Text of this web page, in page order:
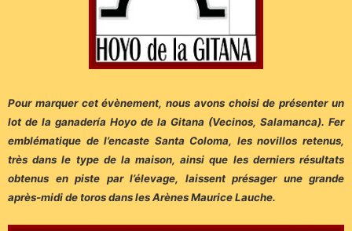
Pour marquer cet évènement, nous avons choisi de présenter un
lot de la ganadería Hoyo de la Gitana (Vecinos, Salamanca). Fer
emblématique de l’encaste Santa Coloma, les novillos retenus,
très dans le type de la maison, ainsi que les derniers résultats
obtenus en piste par l’élevage, laissent présager une grande
après-midi de toros dans les Arènes Maurice Lauche.